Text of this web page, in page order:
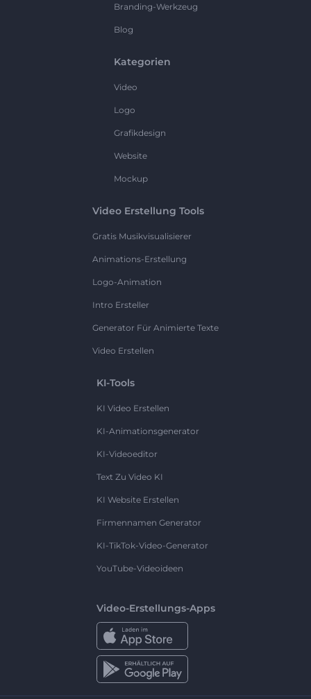
Branding-Werkzeug
Blog
Kategorien
Video
Logo
Grafikdesign
Website
Mockup
Video Erstellung Tools
Gratis Musikvisualisierer
Animations-Erstellung
Logo-Animation
Intro Ersteller
Generator Für Animierte Texte
Video Erstellen
KI-Tools
KI Video Erstellen
KI-Animationsgenerator
KI-Videoeditor
Text Zu Video KI
KI Website Erstellen
Firmennamen Generator
KI-TikTok-Video-Generator
YouTube-Videoideen
Video-Erstellungs-Apps